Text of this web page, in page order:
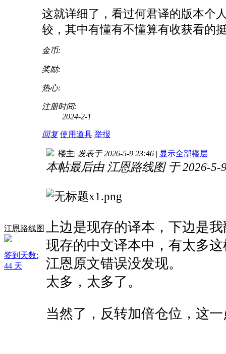
这就详细了，看过何君译的版本个
较，其中有懂有不懂算有收获看的
金币:
奖励:
热心:
注册时间:
2024-2-1
回复 使用道具 举报
江恩路线图
签到天数:
44 天
楼主| 发表于 2026-5-9 23:46 | 显示全部楼层
本帖最后由 江恩路线图 于 2026-5-
上边是现存的译本，下边是
现存的中文译本中，有太多
江恩原文错误没发现。
太多，太多了。
当然了，反转加倍仓位，这